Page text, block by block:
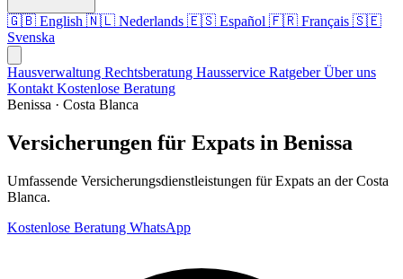
🇬🇧 English 🇳🇱 Nederlands 🇪🇸 Español 🇫🇷 Français 🇸🇪
Svenska
Hausverwaltung Rechtsberatung Hausservice RatgeberÜber uns
Kontakt Kostenlose Beratung
Benissa · Costa Blanca
Versicherungen für Expats in Benissa
Umfassende Versicherungsdienstleistungen für Expats an der Costa
Blanca.
Kostenlose Beratung WhatsApp